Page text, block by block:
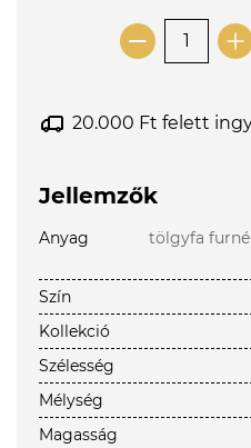
20.000 Ft felett
Jellemzők
Anyag
tölgyfa
Szín
Kollekció
Szélesség
Mélység
Magasság